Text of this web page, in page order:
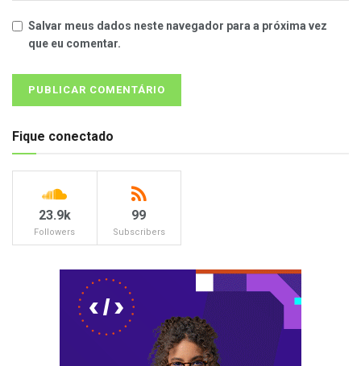
Salvar meus dados neste navegador para a próxima vez
que eu comentar.
Fique conectado
23.9k
Followers
99
Subscribers